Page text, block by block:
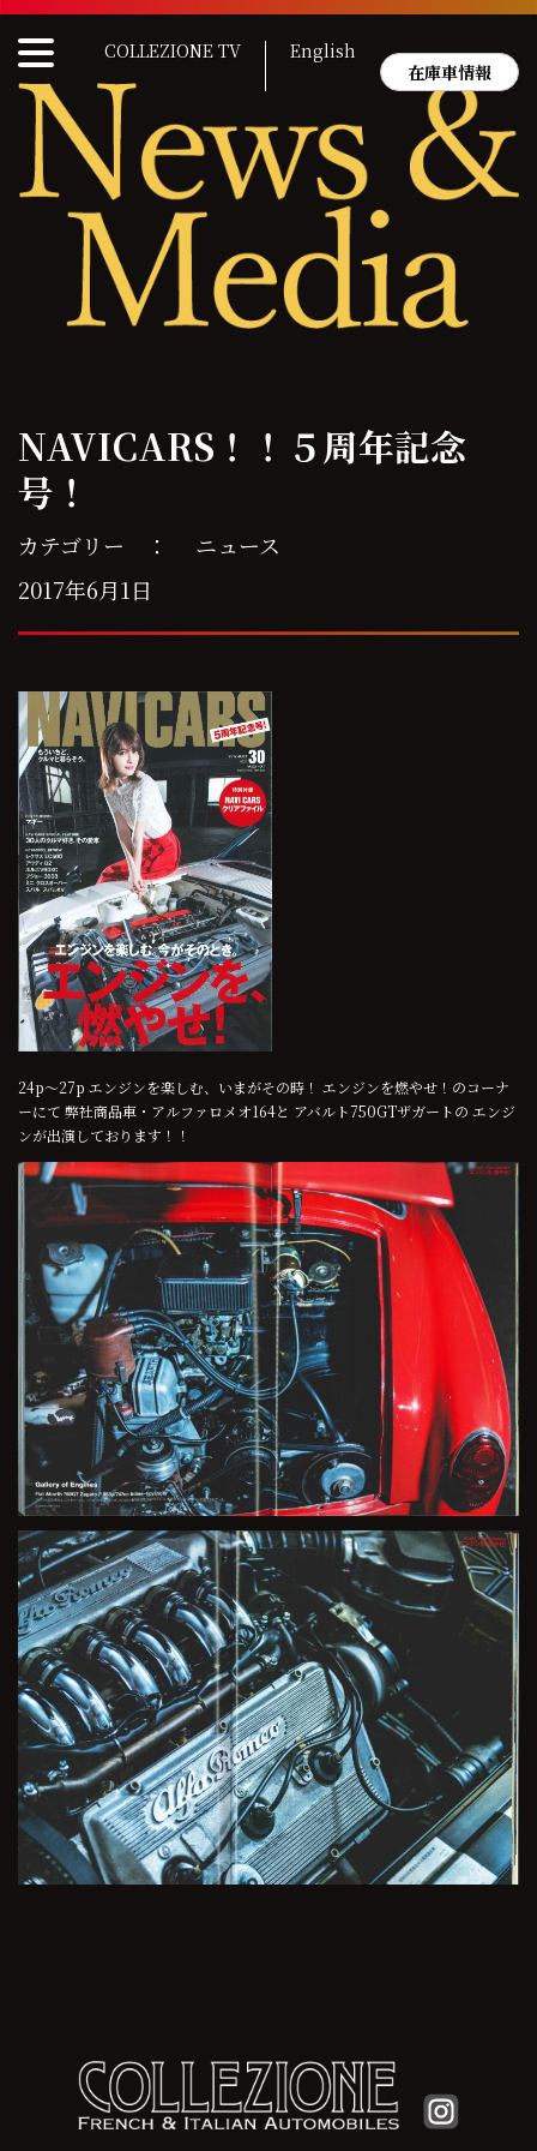
Skip
content
COLLEZIONE TV
English
在庫車情報
NAVICARS！！５周年記念
号！
カテゴリー ： ニュース
2017年6月1日
24p～27p エンジンを楽しむ、いまがその時！ エンジンを燃やせ！のコーナ
ーにて 弊社商品車・アルファロメオ164と アバルト750GTザガートの エンジ
ンが出演しております！！